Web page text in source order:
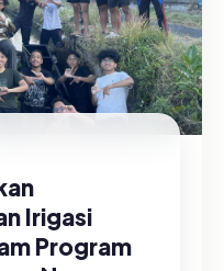
Irigasi
Program